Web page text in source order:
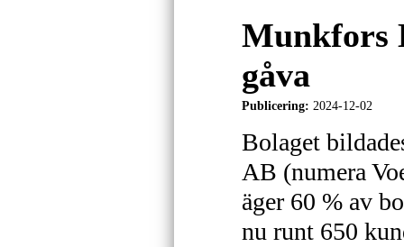
Munkfors
gåva
Publicering: 2024-12-02
Bolaget
AB (numera
äger 60 % av
nu runt 650